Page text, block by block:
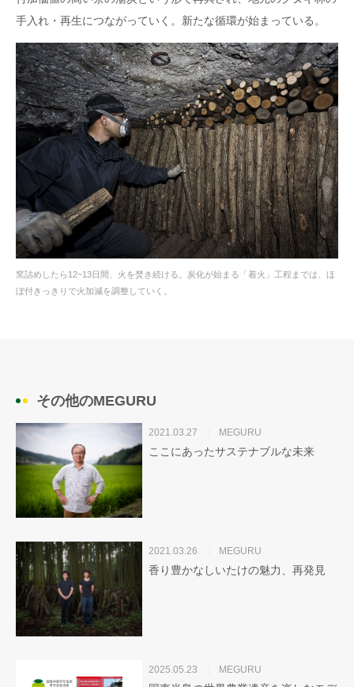
手入れ・再生につながっていく。新たな循環が始まっている。
窯詰めしたら12~13日間、火を焚き続ける。炭化が始まる「着火」工程までは、ほ
ぼ付きっきりで火加減を調整していく。
その他のMEGURU
2021.03.27 MEGURU
ここにあったサステナブルな未来
2021.03.26 MEGURU
香り豊かなしいたけの魅力、再発見
2025.05.23 MEGURU